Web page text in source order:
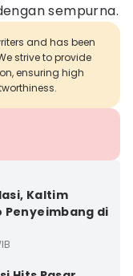
sempurna.
and has been
strive to provide
ensuring high
Kaltim
Penyeimbang di